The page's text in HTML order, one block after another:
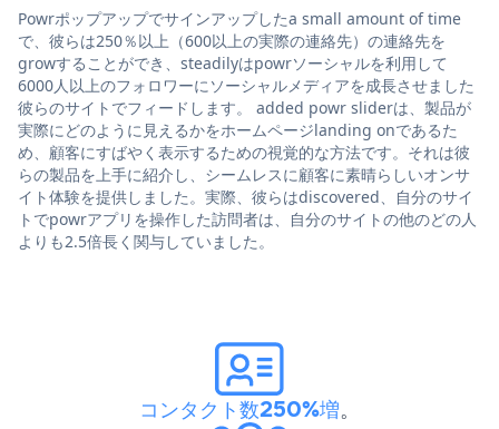
Powrポップアップでサインアップしたa small amount of time
で、彼らは250％以上（600以上の実際の連絡先）の連絡先を
growすることができ、steadilyはpowrソーシャルを利用して
6000人以上のフォロワーにソーシャルメディアを成長させました
彼らのサイトでフィードします。 added powr sliderは、製品が
実際にどのように見えるかをホームページlanding onであるた
め、顧客にすばやく表示するための視覚的な方法です。それは彼
らの製品を上手に紹介し、シームレスに顧客に素晴らしいオンサ
イト体験を提供しました。実際、彼らはdiscovered、自分のサイ
トでpowrアプリを操作した訪問者は、自分のサイトの他のどの人
よりも2.5倍長く関与していました。
コンタクト数250%増。